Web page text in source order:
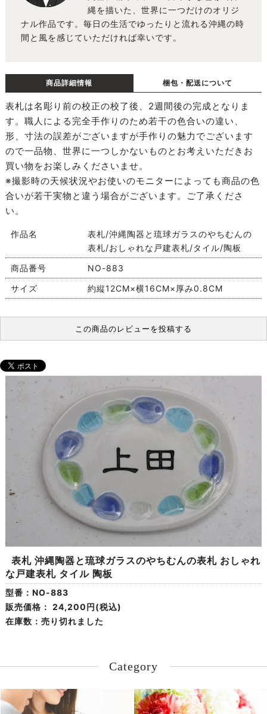
縄を描いた、世界に一つだけのオリジ
ナル作品です。毎日の生活でゆったりと流れる沖縄の時
間と風を感じていただければ幸いです。
商品詳細情報 梱包・配送について
表札は名彫り前の校正の校了後、2週間後の完成となりま
す。職人による完全手作りのため若干の色合いの違い、
形、寸法の誤差がございますが手作りの魅力でございます
ので一品物、世界に一つしかないものとお考えいただきお
買い物をお楽しみくださいませ。
※撮影時の天候状況やお使いのモニターによっても商品の色
合いが若干実物と違う場合がございます。ご了承くださ
い。
作品名
表札/沖縄陶器と琉球ガラスのやちむんの
表札/おしゃれな戸建表札/タイル/陶板
商品番号
NO-883
サイズ
約縦12CM×横16CM×厚み0.8CM
この商品のレビューを投稿する
表札 沖縄陶器と琉球ガラスのやちむんの表札 おしゃれ
な戸建表札 タイル 陶板
型番：NO-883
販売価格： 24,200円(税込)
在庫数：売り切れました
Category